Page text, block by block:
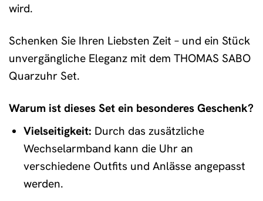
wird.
Schenken Sie Ihren Liebsten Zeit – und ein Stück
unvergängliche Eleganz mit dem THOMAS SABO
Quarzuhr Set.
Warum ist dieses Set ein besonderes Geschenk?
Vielseitigkeit: Durch das zusätzliche
Wechselarmband kann die Uhr an
verschiedene Outfits und Anlässe angepasst
werden.